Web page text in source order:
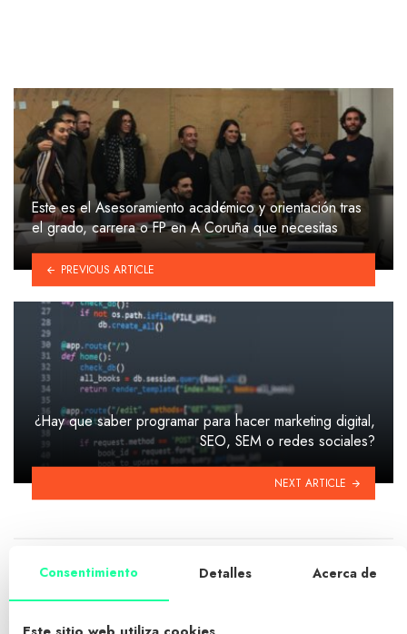
Este es el Asesoramiento académico y orientación tras
el grado, carrera o FP en A Coruña que necesitas
PREVIOUS ARTICLE
¿Hay que saber programar para hacer marketing digital,
SEO, SEM o redes sociales?
NEXT ARTICLE
COMENTARIOS
Consentimiento Detalles Acerca de